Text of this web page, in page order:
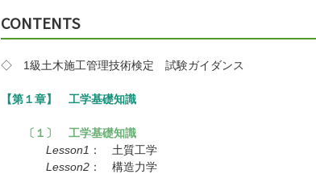
CONTENTS
◇ 1級土木施工管理技術検定 試験ガイダンス
【第１章】 工学基礎知識
〔１〕 工学基礎知識
Lesson1 ： 土質工学
Lesson2 ： 構造力学